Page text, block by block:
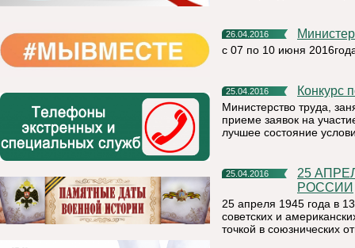
26.04.2016
с 07 по 10 июня
25.04.2016
Министерство труда,
приеме заявок на
лучшее состояние
25.04.2016
25 АПРЕЛЯ – ПАМЯТНАЯ ДАТА ВОЕННОЙ ИСТОРИИ
РОССИИ
25 апреля 1945 года в
советских и
точкой в союзнических